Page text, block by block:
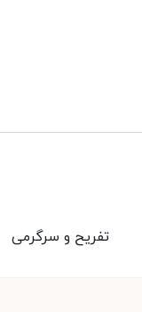
تفریح و سرگرمی